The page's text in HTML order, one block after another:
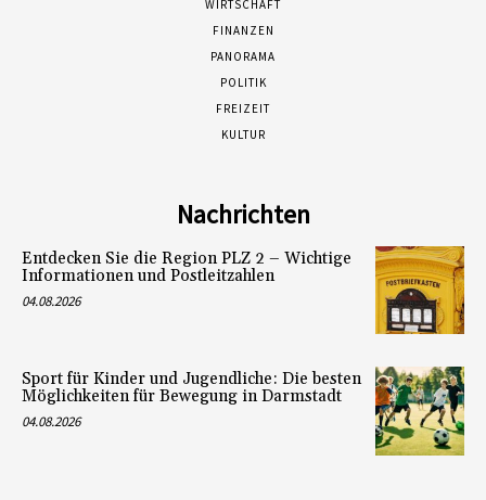
WIRTSCHAFT
FINANZEN
PANORAMA
POLITIK
FREIZEIT
KULTUR
Nachrichten
Entdecken Sie die Region PLZ 2 – Wichtige
Informationen und Postleitzahlen
04.08.2026
Sport für Kinder und Jugendliche: Die besten
Möglichkeiten für Bewegung in Darmstadt
04.08.2026